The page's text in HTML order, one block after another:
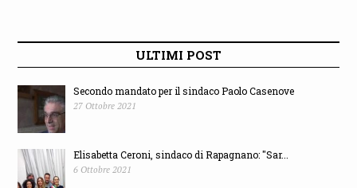
ULTIMI POST
Secondo mandato per il sindaco Paolo Casenove
27 Ottobre 2021
Elisabetta Ceroni, sindaco di Rapagnano: "Sar...
6 Ottobre 2021